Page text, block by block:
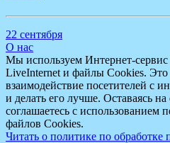
22 сентября
О нас
Мы используем Интернет-
LiveInternet и файлы Cookies. Это
взаимодействие посетителей с
и делать его лучше. Оставаясь
соглашаетесь с использованием
файлов Cookies.
Читать о политике по